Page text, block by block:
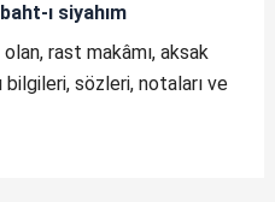
ı siyahım
rast makâmı, aksak
bilgileri, sözleri, notaları ve